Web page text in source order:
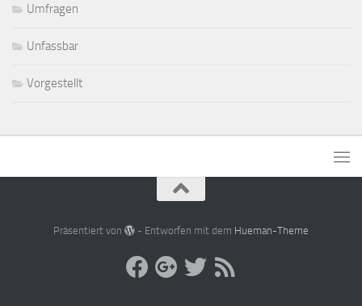
Umfragen
Unfassbar
Vorgestellt
Präsentiert von - Entworfen mit dem Hueman-Theme